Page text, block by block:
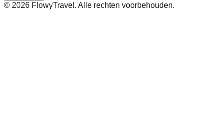
© 2026 FlowyTravel. Alle rechten voorbehouden.